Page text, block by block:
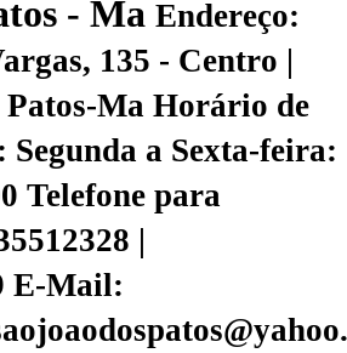
- Ma Endereço:
135 - Centro |
Patos-Ma Horário de
a Sexta-feira:
Telefone para
|
E-Mail: